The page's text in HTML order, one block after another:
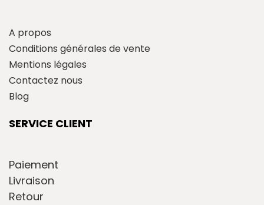
A propos
Conditions générales de vente
Mentions légales
Contactez nous
Blog
SERVICE CLIENT
Paiement
Livraison
Retour